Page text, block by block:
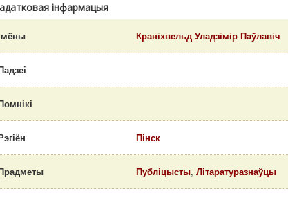
інфармацыя
Краніхвельд Уладзімір Паўлавіч
Пінск
Публіцысты,Літаратуразнаўцы